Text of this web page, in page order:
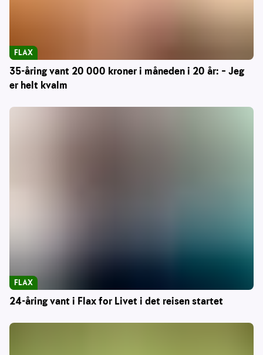
35-åring vant 20 000 kroner i måneden i 20 år: – Jeg
er helt kvalm
FLAX
24-åring vant i Flax for Livet i det reisen startet
FLAX